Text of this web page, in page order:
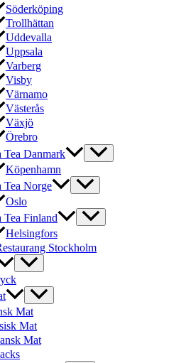
Söderköping
Trollhättan
Uddevalla
Uppsala
Varberg
Visby
Värnamo
Västerås
Växjö
Örebro
Tea Danmark
Köpenhamn
Tea Norge
Oslo
Tea Finland
Helsingfors
Stockholm
Mat
Mat
Mat